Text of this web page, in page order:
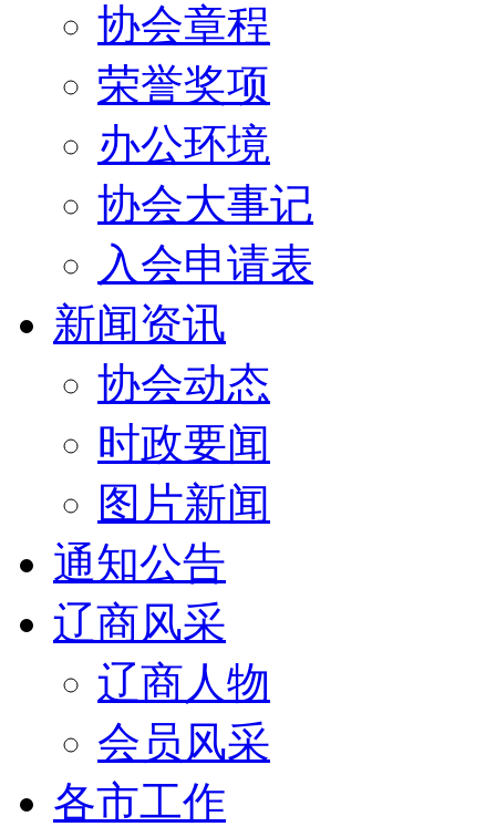
协会章程
荣誉奖项
办公环境
协会大事记
入会申请表
新闻资讯
协会动态
时政要闻
图片新闻
通知公告
辽商风采
辽商人物
会员风采
各市工作